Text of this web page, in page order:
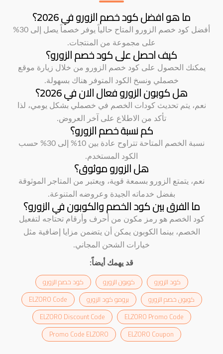
ما هو افضل كود خصم الزورو في 2026؟
أفضل كود خصم الزورو المتاح حالياً يوفر خصماً يصل إلى 30%
على مجموعة من المنتجات.
كيف احصل على كود خصم الزورو؟
يمكنك الحصول على كود خصم الزورو من خلال زيارة موقع
خصملي ونسخ الكود المتوفر هناك بسهولة.
هل كوبون الزورو فعال الان في 2026؟
نعم، يتم تحديث كودات الخصم في خصملي بشكل يومي، لذا
تأكد من الاطلاع على آخر العروض.
كم نسبة خصم الزورو؟
نسبة الخصم المتاحة تتراوح عادة بين 10% إلى 30% حسب
الكود المستخدم.
هل الزورو موثوق؟
نعم، يتمتع الزورو بسمعة قوية، ويعتبر من المتاجر الموثوقة
بفضل خدماته الجيدة وعروضه المتنوعة.
ما الفرق بين كود الخصم والكوبون في الزورو؟
كود الخصم هو رمز مكون من أحرف وأرقام تحتاجه لتفعيل
الخصم، بينما الكوبون يمكن أن يتضمن مزايا إضافية مثل
خيارات الشحن المجاني.
قد يهمك أيضاً:
كود الزورو كوبون الزورو
كود خصم الزورو
كوبون خصم الزورو
برومو كود الزورو
ELZORO Code
ELZORO Promo Code
ELZORO Discount Code
ELZORO Coupon
Promo Code ELZORO